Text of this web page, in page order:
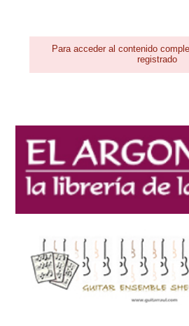
Para acceder al contenido
registrado